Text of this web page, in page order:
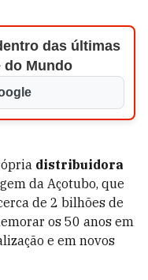
das últimas
do Mundo
distribuidora
da Açotubo, que
de 2 bilhões de
os 50 anos em
e em novos